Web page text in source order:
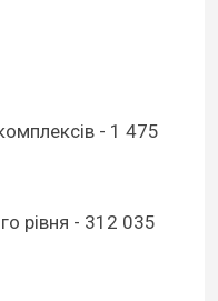
- 1 475
рівня - 312 035